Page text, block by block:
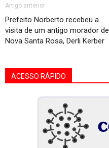
Artigo anterior
Prefeito Norberto recebeu a
visita de um antigo morador de
Nova Santa Rosa, Derli Kerber
ACESSO RÁPIDO